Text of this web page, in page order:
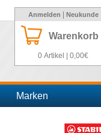
Anmelden Neukunde
Warenkorb
0 Artikel | 0,00€
Marken